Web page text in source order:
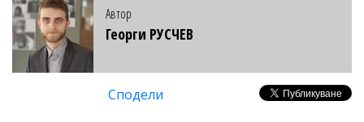
Автор
Георги РУСЧЕВ
Сподели